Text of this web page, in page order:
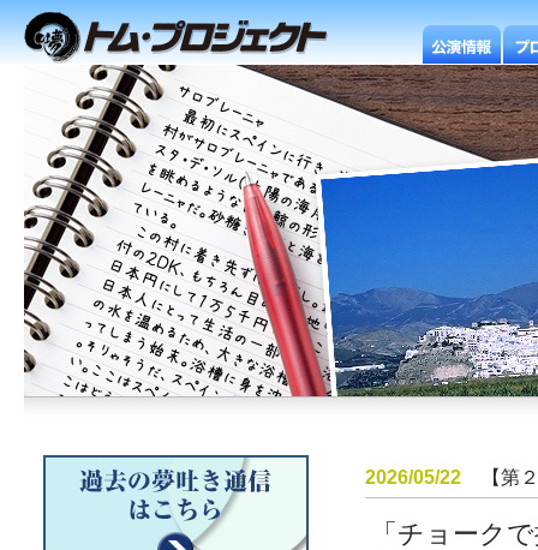
2026/05/22 【第
「チョーク